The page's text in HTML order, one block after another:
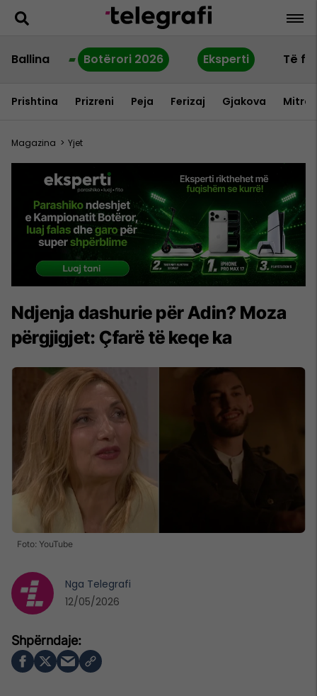
Ballina Botërori 2026 Eksperti Të
Prishtina Prizreni Peja Ferizaj Gjakova
Magazina > Yjet
Ndjenja dashurie për Adin? Moza
përgjigjet: Çfarë të keqe ka
Foto: YouTube
Nga Telegrafi
12/05/2026